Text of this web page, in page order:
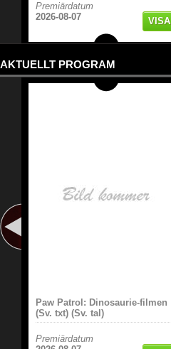
Premiärdatum
2026-08-07
VISA
AKTUELLT PROGRAM
Paw Patrol: Dinosaurie-filmen
(Sv. txt) (Sv. tal)
Premiärdatum